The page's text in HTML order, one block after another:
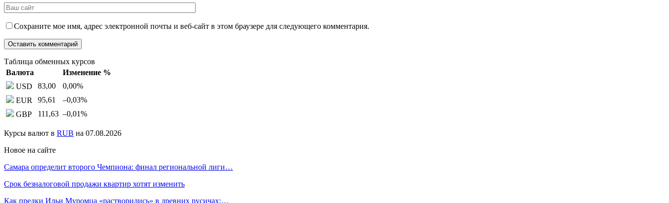
Сохраните мое имя, адрес электронной почты и веб-сайт в этом браузере для следующего комментария.
Таблица обменных курсов
Валюта
Изменение %
USD
83,00 0,00%
EUR
95,61 –0,03%
GBP
111,63 –0,01%
Курсы валют в RUB на 07.08.2026
Новое на сайте
Самара определит второго Чемпиона: финал региональной лиги…
Срок безналоговой продажи квартир хотят изменить
Как предки Ильи Муромца «растворились» в древних русичах:…